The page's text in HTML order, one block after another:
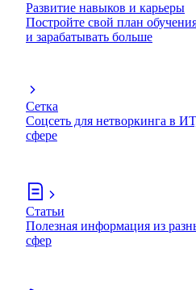
Развитие навыков и карьеры
Постройте свой план
и зарабатывать больше
Сетка
Соцсеть для нетворкинга в
сфере
Статьи
Полезная информация из
сфер